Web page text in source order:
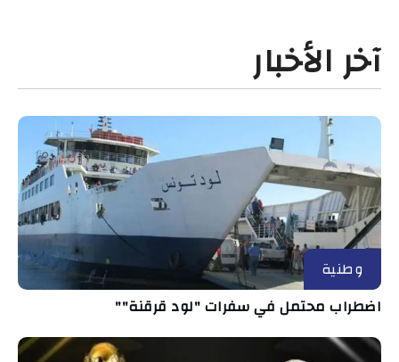
آخر الأخبار
وطنية
اضطراب محتمل في سفرات "لود قرقنة""